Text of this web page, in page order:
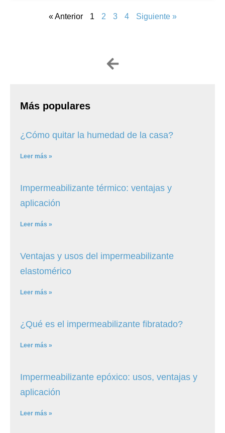
« Anterior 1 2 3 4 Siguiente »
Más populares
¿Cómo quitar la humedad de la casa?
Leer más »
Impermeabilizante térmico: ventajas y
aplicación
Leer más »
Ventajas y usos del impermeabilizante
elastomérico
Leer más »
¿Qué es el impermeabilizante fibratado?
Leer más »
Impermeabilizante epóxico: usos, ventajas y
aplicación
Leer más »